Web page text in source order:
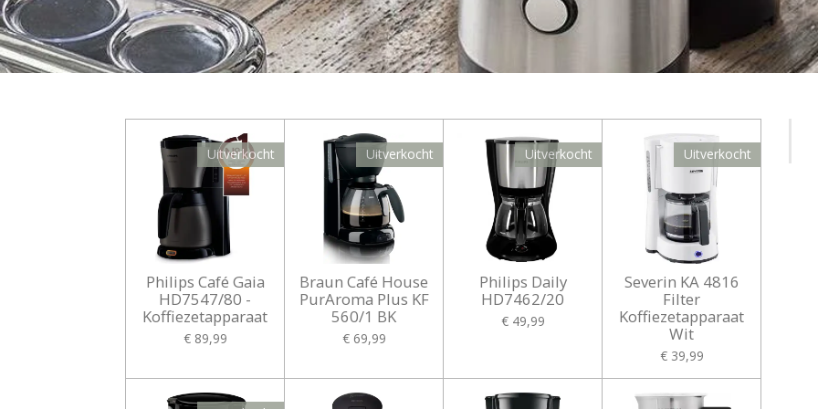
Uitverkocht
Philips Café Gaia
HD7547/80 -
Koffiezetapparaat
€ 89,99
Uitverkocht
Braun Café House
PurAroma Plus KF
560/1 BK
€ 69,99
Uitverkocht
Philips Daily
HD7462/20
€ 49,99
Uitverkocht
Severin KA 4816
Filter
Koffiezetapparaat
Wit
€ 39,99